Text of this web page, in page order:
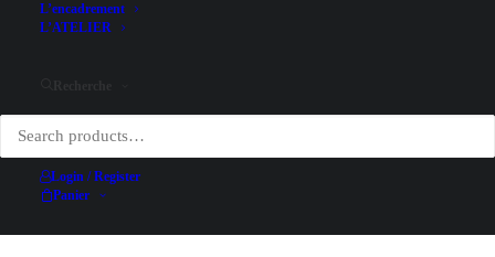
L’encadrement
L’ATELIER
Login / Register
Panier
Illustrateur
Technique d'impression
Lithographie
Conditionnement